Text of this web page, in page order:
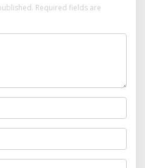
Required fields are